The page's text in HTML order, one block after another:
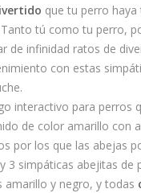
que tu perro haya
Tanto tú como tu perro,
de infinidad ratos de
con estas
interactivo para perros
de color amarillo con
por los que las abejas
3 simpáticas abejitas de
amarillo y negro, y todas